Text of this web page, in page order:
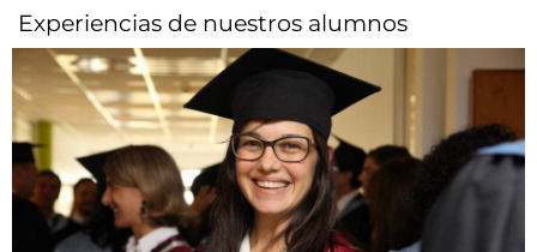
Experiencias de nuestros alumnos​